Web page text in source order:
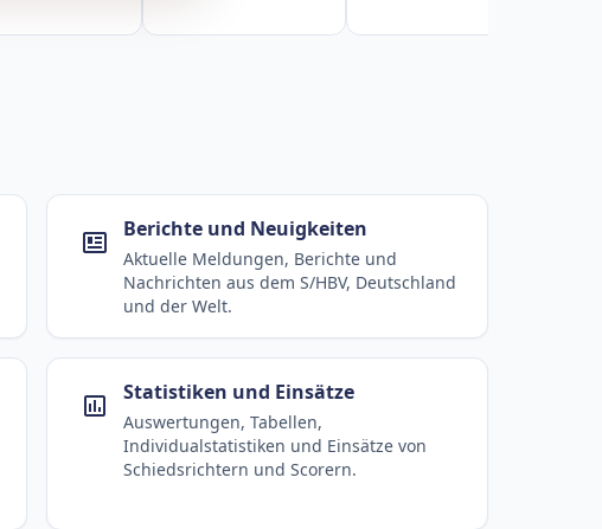
Berichte und Neuigkeiten
Aktuelle Meldungen, Berichte und
Nachrichten aus dem S/HBV, Deutschland
und der Welt.
Statistiken und Einsätze
Auswertungen, Tabellen,
Individualstatistiken und Einsätze von
Schiedsrichtern und Scorern.